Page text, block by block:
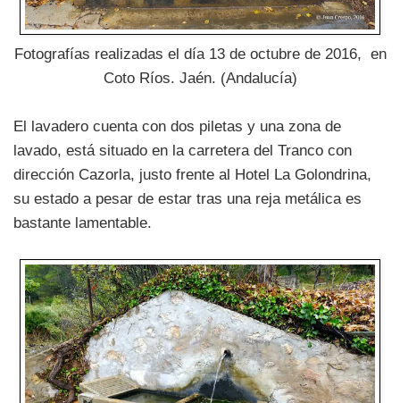
Fotografías realizadas el día 13 de octubre de 2016, en
Coto Ríos. Jaén. (Andalucía)
El lavadero cuenta con dos piletas y una zona de
lavado, está situado en la carretera del Tranco con
dirección Cazorla, justo frente al Hotel La Golondrina,
su estado a pesar de estar tras una reja metálica es
bastante lamentable.